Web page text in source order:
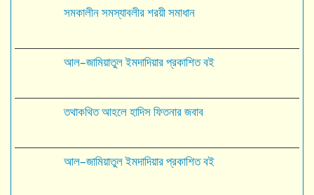
সমকালীন সমস্যাবলীর শরয়ী সমাধান
আল–জামিয়াতুল ইমদাদিয়ার প্রকাশিত বই
তথাকথিত আহলে হাদিস ফিতনার জবাব
আল–জামিয়াতুল ইমদাদিয়ার প্রকাশিত বই